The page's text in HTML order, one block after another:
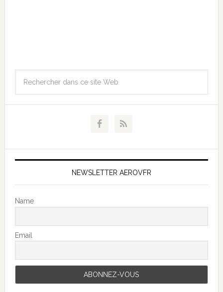
NEWSLETTER AEROVFR
Name
Email